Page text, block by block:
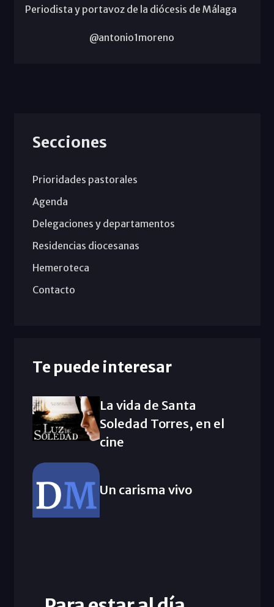
Periodista y portavoz de la diócesis de Málaga
@antonio1moreno
Secciones
Prioridades pastorales
Agenda
Delegaciones y departamentos
Residencias diocesanas
Hemeroteca
Contacto
Te puede interesar
La vida de Santa
Soledad Torres, en el
cine
Un carisma vivo